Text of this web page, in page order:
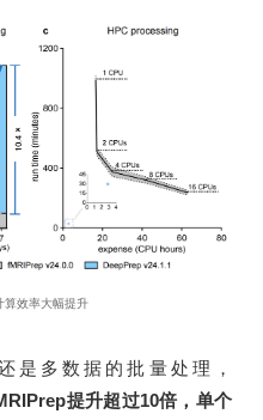
算效率大幅提升
是多数据的批量处理，
提升超过10倍，单个